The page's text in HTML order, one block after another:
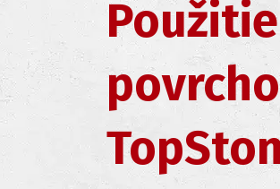
Použitie